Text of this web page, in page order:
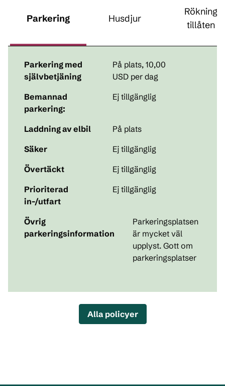
Parkering Husdjur
Rökning
tillåten
Parkering med
självbetjäning
På plats, 10,00
USD per dag
Bemannad
parkering:
Ej tillgänglig
Laddning av elbil
På plats
Säker
Ej tillgänglig
Övertäckt
Ej tillgänglig
Prioriterad
in-/utfart
Ej tillgänglig
Övrig
parkeringsinformation
Parkeringsplatsen
är mycket väl
upplyst. Gott om
parkeringsplatser
Alla policyer